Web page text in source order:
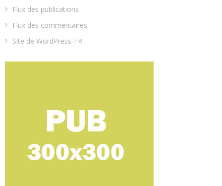
Flux des publications
Flux des commentaires
Site de WordPress-FR